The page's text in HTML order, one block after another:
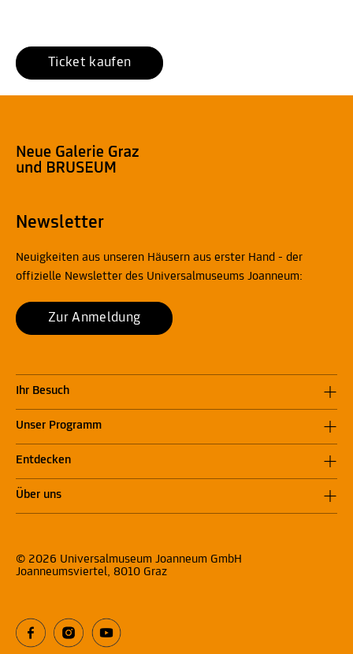
Ticket kaufen
Newsletter
Neuigkeiten aus unseren Häusern aus erster Hand - der
offizielle Newsletter des Universalmuseums Joanneum:
Zur Anmeldung
Ihr Besuch
Unser Programm
Entdecken
Über uns
© 2026 Universalmuseum Joanneum GmbH
Joanneumsviertel, 8010 Graz